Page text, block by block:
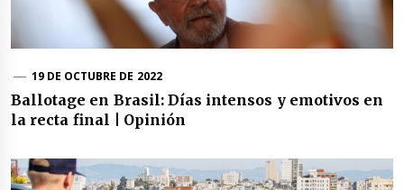
19 DE OCTUBRE DE 2022
Ballotage en Brasil: Días intensos y emotivos en
la recta final | Opinión